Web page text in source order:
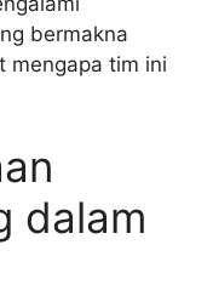
bermakna
mengapa tim ini
dalam